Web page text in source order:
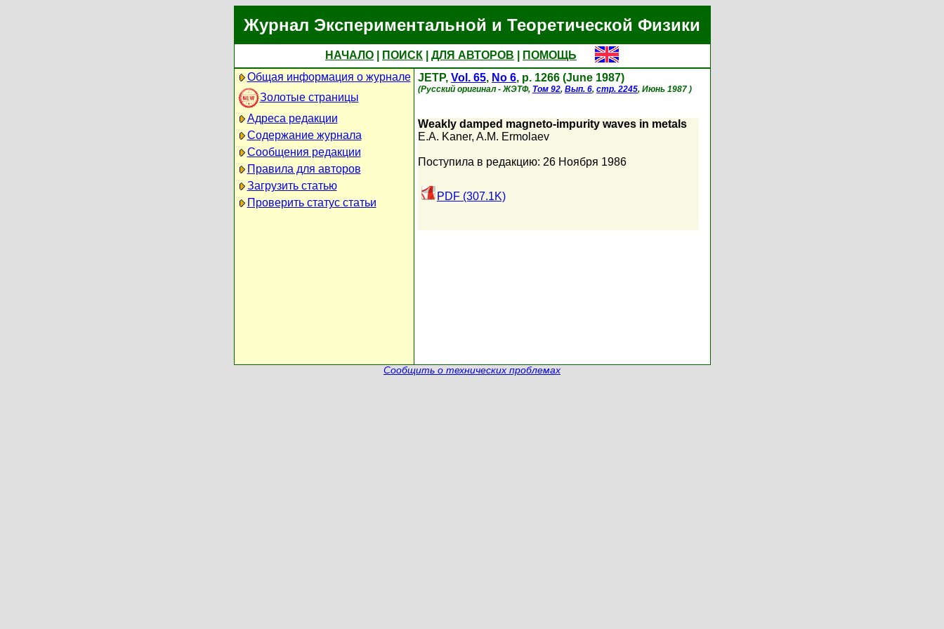
Журнал Экспериментальной и Теоретической Физики
НАЧАЛО ПОИСК ДЛЯ АВТОРОВ
ПОМОЩЬ
Общая информация о журнале
Золотые страницы
Адреса редакции
Содержание журнала
Сообщения редакции
Правила для авторов
Загрузить статью
Проверить статус статьи
JETP, Vol. 65, No 6, p. 1266 (June 1987)
(Русский оригинал - ЖЭТФ, Том 92, Вып. 6, стр. 2245, Июнь 1987 )
Weakly damped magneto-impurity waves in metals
E.A. Kaner, A.M. Ermolaev
Поступила в редакцию: 26 Ноября 1986
PDF (307.1K)
Сообщить о технических проблемах